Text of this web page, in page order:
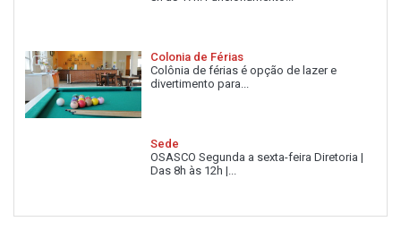
Colonia de Férias
Colônia de férias é opção de lazer e
divertimento para...
Sede
OSASCO Segunda a sexta-feira Diretoria |
Das 8h às 12h |...